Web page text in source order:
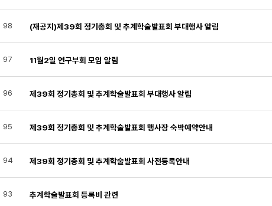
98 (재공지)제39회 정기총회 및 추계학술발표회 부대행사 알림
97 11월2일 연구부회 모임 알림
96 제39회 정기총회 및 추계학술발표회 부대행사 알림
95 제39회 정기총회 및 추계학술발표회 행사장 숙박예약안내
94 제39회 정기총회 및 추계학술발표회 사전등록안내
93 추계학술발표회 등록비 관련